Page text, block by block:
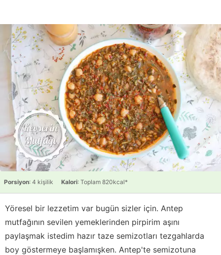
Porsiyon: 4 kişilik Kalori: Toplam 820kcal*
Yöresel bir lezzetim var bugün sizler için. Antep
mutfağının sevilen yemeklerinden pirpirim aşını
paylaşmak istedim hazır taze semizotları tezgahlarda
boy göstermeye başlamışken. Antep'te semizotuna